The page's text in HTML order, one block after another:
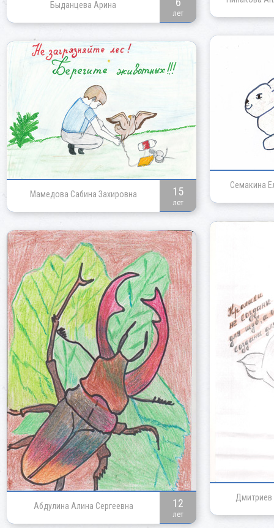
Быданцева Арина
лет
Семакина
Мамедова Сабина Захировна
15
лет
Дмитриев
Абдулина Алина Сергеевна
12
лет